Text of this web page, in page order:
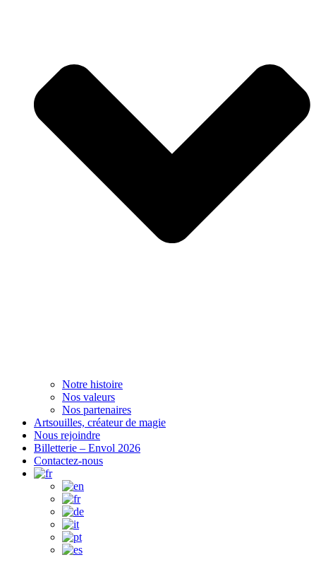
Notre histoire
Nos valeurs
Nos partenaires
Artsouilles, créateur de magie
Nous rejoindre
Billetterie – Envol 2026
Contactez-nous